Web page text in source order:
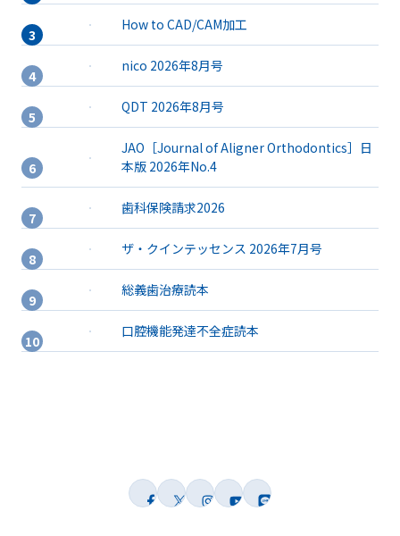
How to CAD/CAM加工
nico 2026年8月号
QDT 2026年8月号
JAO［Journal of Aligner Orthodontics］日
本版 2026年No.4
歯科保険請求2026
ザ・クインテッセンス 2026年7月号
総義歯治療読本
口腔機能発達不全症読本